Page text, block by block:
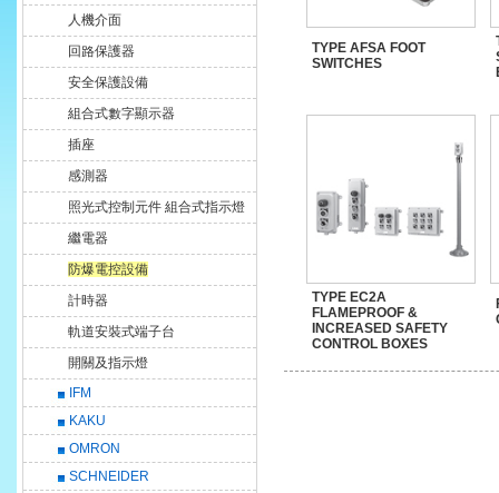
人機介面
回路保護器
安全保護設備
組合式數字顯示器
插座
感測器
照光式控制元件 組合式指示燈
繼電器
防爆電控設備
計時器
軌道安裝式端子台
開關及指示燈
IFM
KAKU
OMRON
SCHNEIDER
TYPE AFSA FOOT
SWITCHES
TYPE EC2A
FLAMEPROOF &
INCREASED SAFETY
CONTROL BOXES